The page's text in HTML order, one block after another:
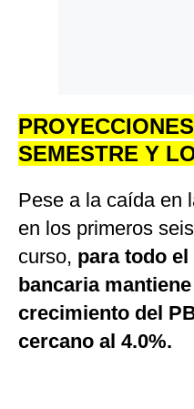
SEMESTRE Y
Pese a la caída en
en los primeros
curso, para todo el
bancaria
crecimiento del
cercano al 4.0%.